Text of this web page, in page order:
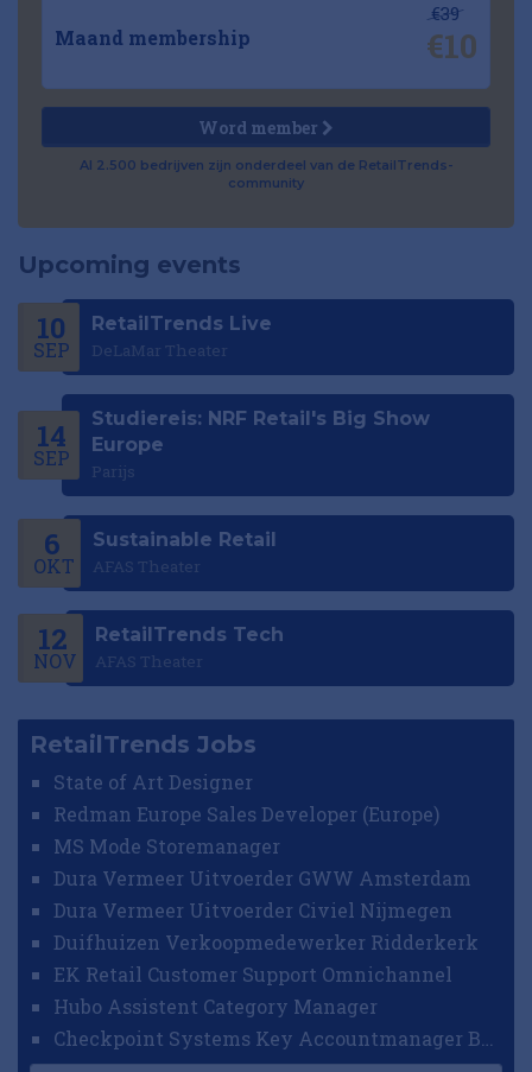
Maand membership
€39
€10
Word member
Al 2.500 bedrijven zijn onderdeel van de RetailTrends-
community
Upcoming events
10
SEP
RetailTrends Live
DeLaMar Theater
14
SEP
Studiereis: NRF Retail's Big Show
Europe
Parijs
6
OKT
Sustainable Retail
AFAS Theater
12
NOV
RetailTrends Tech
AFAS Theater
RetailTrends Jobs
State of Art Designer
Redman Europe Sales Developer (Europe)
MS Mode Storemanager
Dura Vermeer Uitvoerder GWW Amsterdam
Dura Vermeer Uitvoerder Civiel Nijmegen
Duifhuizen Verkoopmedewerker Ridderkerk
EK Retail Customer Support Omnichannel
Hubo Assistent Category Manager